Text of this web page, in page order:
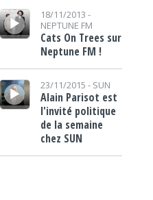
Lecteur audio18/11/2013 -
NEPTUNE FM
Cats On Trees sur
Neptune FM !
Lecteur audio
23/11/2015 - SUN
Alain Parisot est
l'invité politique
de la semaine
chez SUN